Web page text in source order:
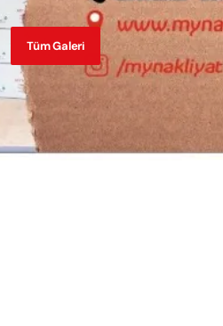
Tüm Galeri